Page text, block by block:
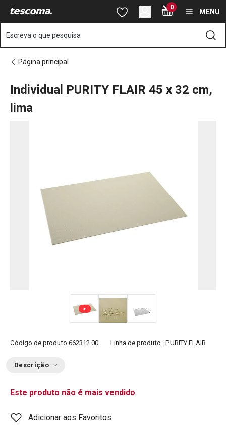
Está na página Individual PURITY FLAIR 45x32 cm, lima
Saltar para o conteúdo principal
Saltar para a pesquisa
Saltar para a navegação 0
MENU
Escreva o que pesquisa
Página principal
Individual PURITY FLAIR 45 x 32 cm,
lima
Código de produto 662312.00 Linha de produto : PURITY FLAIR
Descrição
Este produto não é mais vendido
Adicionar aos Favoritos